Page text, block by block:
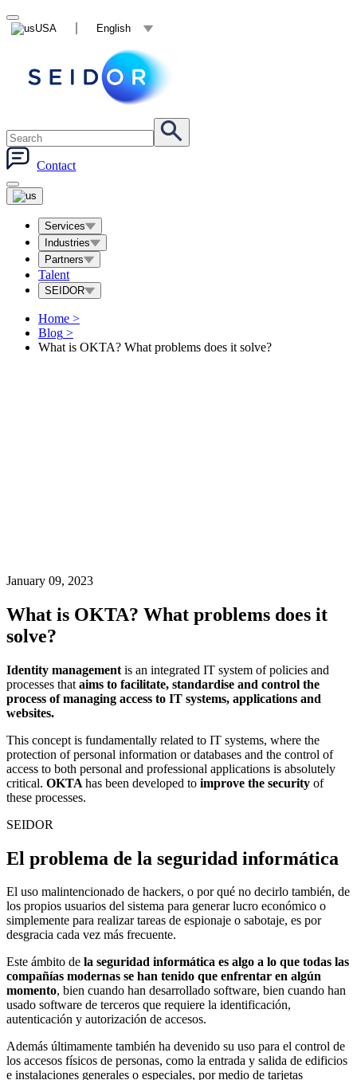
USA English
Contact
Services
Industries
Partners
Talent
SEIDOR
Home >
Blog >
What is OKTA? What problems does it solve?
January 09, 2023
What is OKTA? What problems does it
solve?
Identity management is an integrated IT system of policies and
processes that aims to facilitate, standardise and control the
process of managing access to IT systems, applications and
websites.
This concept is fundamentally related to IT systems, where the
protection of personal information or databases and the control of
access to both personal and professional applications is absolutely
critical. OKTA has been developed to improve the security of
these processes.
SEIDOR
El problema de la seguridad informática
El uso malintencionado de hackers, o por qué no decirlo también, de
los propios usuarios del sistema para generar lucro económico o
simplemente para realizar tareas de espionaje o sabotaje, es por
desgracia cada vez más frecuente.
Este ámbito de la seguridad informática es algo a lo que todas las
compañías modernas se han tenido que enfrentar en algún
momento, bien cuando han desarrollado software, bien cuando han
usado software de terceros que requiere la identificación,
autenticación y autorización de accesos.
Además últimamente también ha devenido su uso para el control de
los accesos físicos de personas, como la entrada y salida de edificios
e instalaciones generales o especiales, por medio de tarjetas